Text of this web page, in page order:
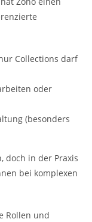
Collections darf
oder
(besonders
doch in der Praxis
bei komplexen
Rollen und